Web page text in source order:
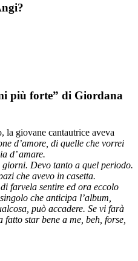
più forte” di Giordana
la giovane cantautrice aveva
d’amore, di quelle che vorrei
d’ amare.
Devo tanto a quel periodo.
che avevo in casetta.
farvela sentire ed ora eccolo
che anticipa l’album,
può accadere. Se vi farà
star bene a me, beh, forse,